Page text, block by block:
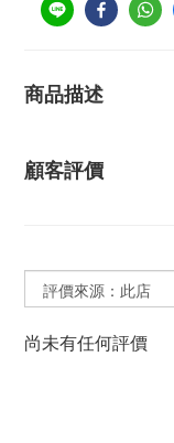
商品描述
顧客評價
尚未有任何評價